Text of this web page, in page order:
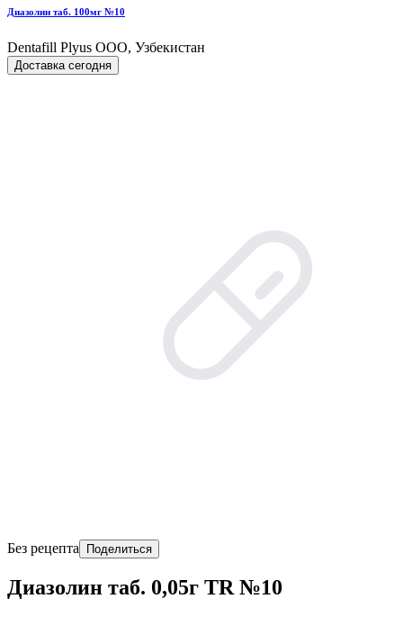
Диазолин таб. 100мг №10
Dentafill Plyus OOO, Узбекистан
Доставка сегодня
Без рецепта Поделиться
Диазолин таб. 0,05г TR №10